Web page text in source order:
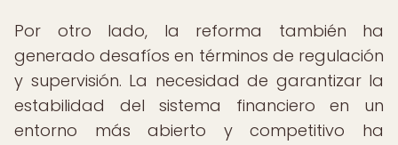
Por otro lado, la reforma también ha
generado desafíos en términos de regulación
y supervisión. La necesidad de garantizar la
estabilidad del sistema financiero en un
entorno más abierto y competitivo ha